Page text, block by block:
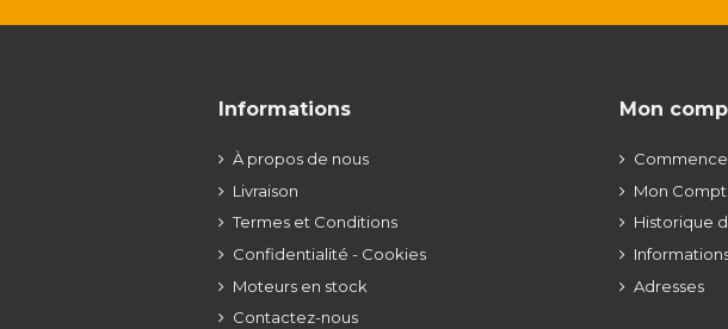
Informations
À propos de nous
Livraison
Termes et Conditions
Confidentialité - Cookies
Moteurs en stock
Contactez-nous
Mon
Mon
Historique
Adresses